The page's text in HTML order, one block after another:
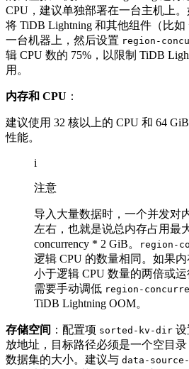
CPU，建议单独部署在一台主机上
将 TiDB Lightning 和其他组件（比如
一台机器上，然后设置 region-
辑 CPU 数的 75%，以限制 TiDB
用。
内存和 CPU ：
建议使用 32 核以上的 CPU 和 64
性能。
i
注意
导入大量数据时，一个并发对
左右，也就是说总内存占用最
concurrency * 2 GiB。
region-
逻辑 CPU 的数量相同。如果内
小于逻辑 CPU 数量的两倍或运
需要手动调低 region-
TiDB Lightning OOM。
存储空间 ：配置项 sorted-kv-dir 设
放地址，目标路径必须是一个空目
数据集的大小。建议与 data-